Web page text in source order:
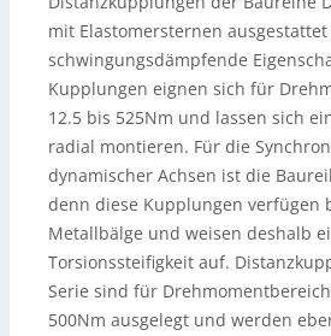
mit Elastomersternen
schwingungsdämpfende
Kupplungen eignen sich für
12.5 bis 525Nm und lassen sich
radial montieren. Für die
dynamischer Achsen ist die
denn diese Kupplungen verfügen
Metallbälge und weisen deshalb
Torsionssteifigkeit auf.
Serie sind für
500Nm ausgelegt und werden